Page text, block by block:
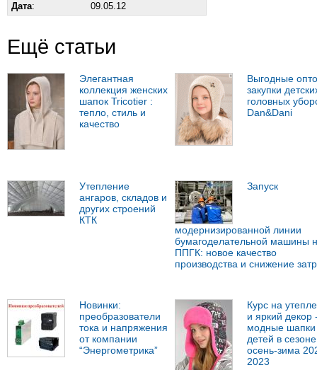
Дата: 09.05.12
Ещё статьи
Элегантная
коллекция женских
шапок Tricotier :
тепло, стиль и
качество
Выгодные
закупки
головных
Dan&Dani
Утепление
ангаров, складов и
других строений
КТК
Запуск
модернизированной линии
бумагоделательной машины
ППГК: новое качество
производства и снижение
Новинки:
преобразователи
тока и напряжения
от компании
“Энергометрика”
Курс на
и яркий декор
модные шапки
детей в сезоне
осень-зима
2023